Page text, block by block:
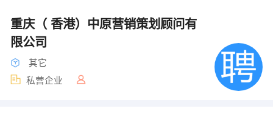
重庆（ 香港）中原营销策划顾问有
限公司
其它
私营企业